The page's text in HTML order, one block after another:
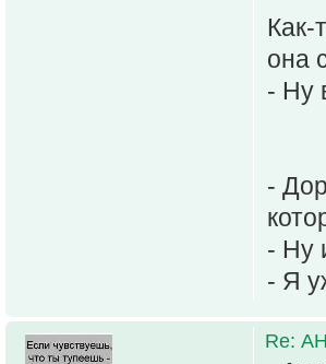
Как-
она
- Ну
-
- Ну
- Я
Re: